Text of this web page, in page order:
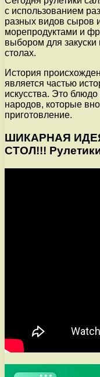
с использованием
разных видов сыров
морепродуктами и
выбором для
столах.
История
является частью
искусства. Это
народов, которые
приготовление.
ШИКАРНАЯ
СТОЛ!!!